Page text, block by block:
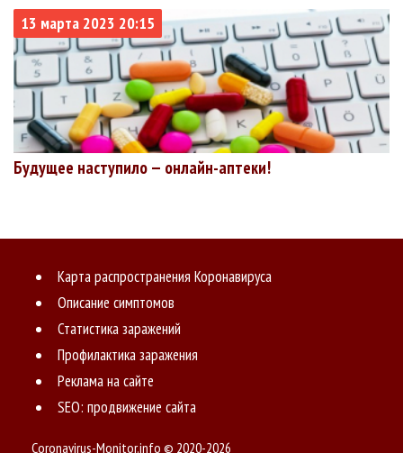
13 марта 2023 20:15
Будущее наступило — онлайн-аптеки!
Карта распространения Коронавируса
Описание симптомов
Статистика заражений
Профилактика заражения
Реклама на сайте
SEO: продвижение сайта
Coronavirus-Monitor.info © 2020-2026